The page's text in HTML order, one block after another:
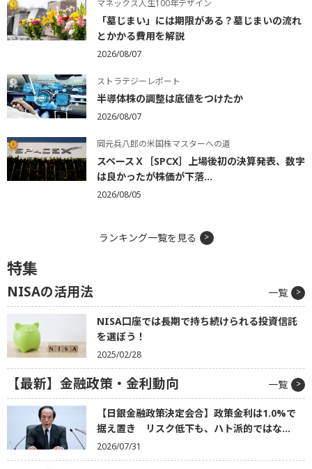
マネックス人生100年デザイン
「墓じまい」には期限がある？墓じまいの流れ
とかかる費用を解説
2026/08/07
ストラテジーレポート
半導体株の調整は底値をつけたか
2026/08/07
岡元兵八郎の米国株マスターへの道
スペースＸ［SPCX］上場後初の決算発表、数字
は良かったが株価が下落...
2026/08/05
ランキング一覧を見る
特集
NISAの活用法 一覧
NISA口座では長期で持ち続けられる投資信託
を選ぼう！
2025/02/28
【最新】金融政策・金利動向 一覧
【日銀金融政策決定会合】政策金利は1.0%で
据え置き リスク低下も、ハト派的ではな...
2026/07/31